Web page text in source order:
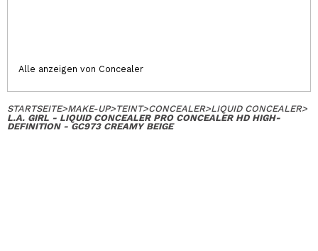
Alle anzeigen von Concealer
STARTSEITE>MAKE-UP>TEINT>CONCEALER>LIQUID CONCEALER>
L.A. GIRL - LIQUID CONCEALER PRO CONCEALER HD HIGH-
DEFINITION - GC973 CREAMY BEIGE